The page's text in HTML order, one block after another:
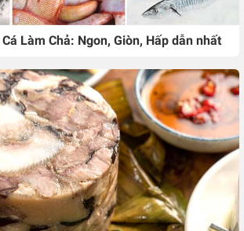
Cá Làm Chả: Ngon, Giòn, Hấp dẫn nhất